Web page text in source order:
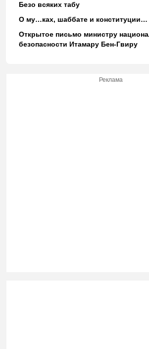
Безо всяких табу
О му…ках, шаббате и конституции…
Открытое письмо министру
безопасности Итамару Бен-Гвиру
Реклама